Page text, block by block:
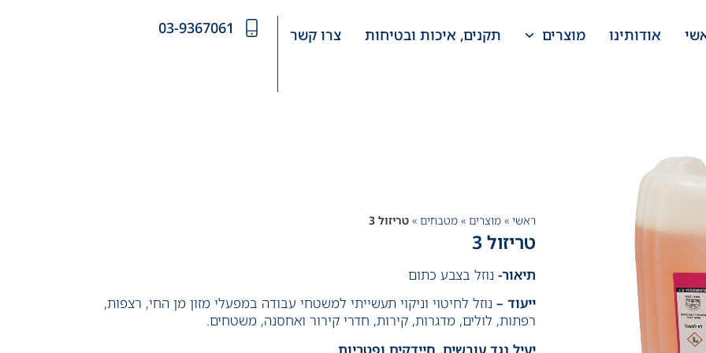
אודותינו מוצרים תקנים, איכות ובטיחות צרו קשר 03-9367061
ראשי »מוצרים »מטבחים »טריזול 3
טריזול 3
תיאור- נוזל בצבע כתום
ייעוד – נוזל לחיטוי וניקוי תעשייתי למשטחי עבודה במפעלי מזון מן החי, רצפות,
רפתות, לולים, מדגרות, קירות, חדרי קירור ואחסנה, משטחים.
יעיל נגד עובשים, חיידקים ופטריות